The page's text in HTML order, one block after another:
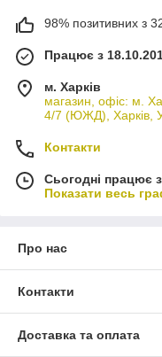
98% позитивних з
Працює з
м. Харків
магазин, офіс: м.
4/7 (ЮЖД), Харків,
Контакти
Сьогодні працює
Показати весь
Про нас
Контакти
Доставка та оплата